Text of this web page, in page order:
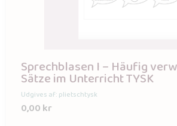
Sprechblasen I – Häufig
Sätze im Unterricht TYSK
Udgives af: plietschtysk
0,00kr